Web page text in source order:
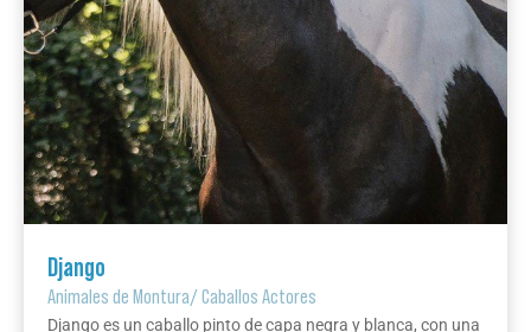
Django
Animales de Montura/Caballos Actores
Django es un caballo pinto de capa negra y blanca, con una